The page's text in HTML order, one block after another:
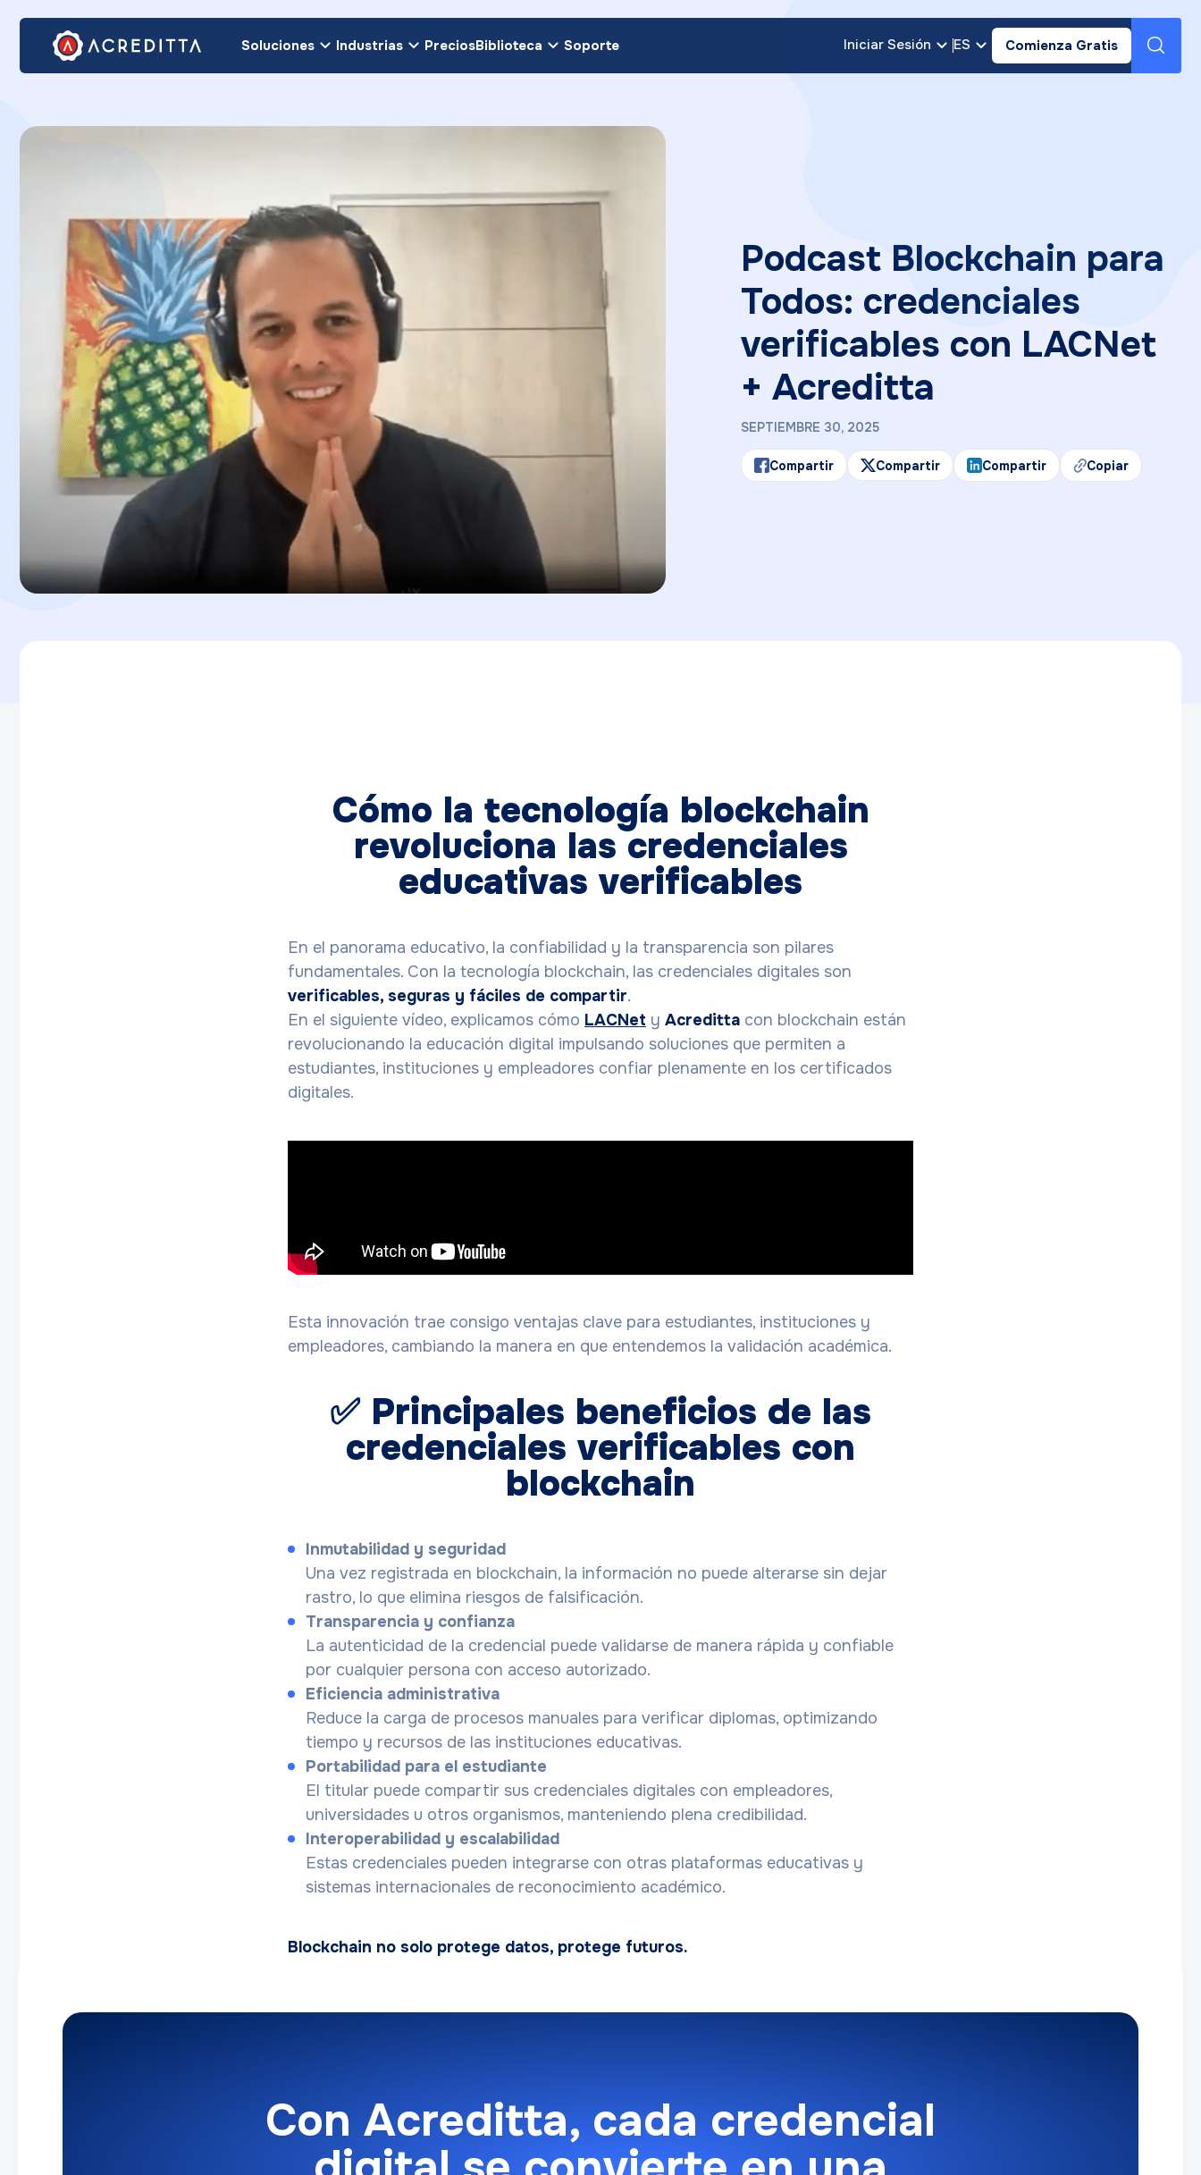
Soluciones Industrias PreciosBiblioteca Soporte Iniciar Sesión ES Comienza Gratis
Podcast Blockchain para
Todos: credenciales
verificables con LACNet
+ Acreditta
SEPTIEMBRE 30, 2025
Compartir Compartir Compartir Copiar
Cómo la tecnología blockchain
revoluciona las credenciales
educativas verificables
En el panorama educativo, la confiabilidad y la transparencia son pilares
fundamentales. Con la tecnología blockchain, las credenciales digitales son
verificables, seguras y fáciles de compartir.
En el siguiente vídeo, explicamos cómo LACNet y Acreditta con blockchain están
revolucionando la educación digital impulsando soluciones que permiten a
estudiantes, instituciones y empleadores confiar plenamente en los certificados
digitales.
Esta innovación trae consigo ventajas clave para estudiantes, instituciones y
empleadores, cambiando la manera en que entendemos la validación académica.
✅ Principales beneficios de las
credenciales verificables con
blockchain
Inmutabilidad y seguridad
Una vez registrada en blockchain, la información no puede alterarse sin dejar
rastro, lo que elimina riesgos de falsificación.
Transparencia y confianza
La autenticidad de la credencial puede validarse de manera rápida y confiable
por cualquier persona con acceso autorizado.
Eficiencia administrativa
Reduce la carga de procesos manuales para verificar diplomas, optimizando
tiempo y recursos de las instituciones educativas.
Portabilidad para el estudiante
El titular puede compartir sus credenciales digitales con empleadores,
universidades u otros organismos, manteniendo plena credibilidad.
Interoperabilidad y escalabilidad
Estas credenciales pueden integrarse con otras plataformas educativas y
sistemas internacionales de reconocimiento académico.
Blockchain no solo protege datos, protege futuros.
Con Acreditta, cada credencial